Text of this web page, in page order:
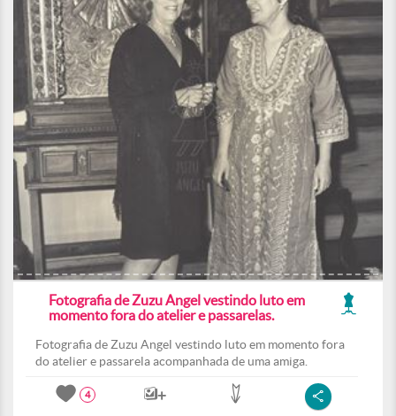
Fotografia de Zuzu Angel vestindo luto em
momento fora do atelier e passarelas.
Fotografia de Zuzu Angel vestindo luto em momento fora
do atelier e passarela acompanhada de uma amiga.
4